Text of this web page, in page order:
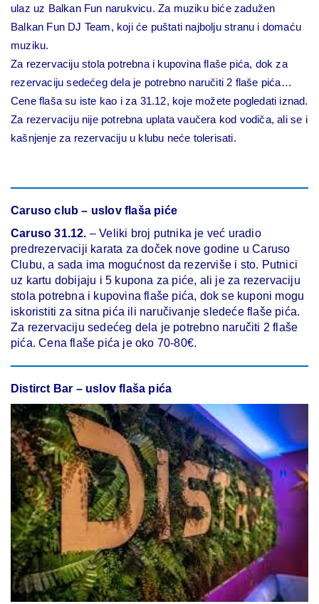
ulaz uz Balkan Fun narukvicu. Za muziku biće zadužen
Balkan Fun DJ Team, koji će puštati najbolju stranu i domaću
muziku.
Za rezervaciju stola potrebna i kupovina flaše pića, dok za
rezervaciju sedećeg dela je potrebno naručiti 2 flaše pića…
Cene flaša su iste kao i za 31.12, koje možete pogledati iznad.
Za rezervaciju nije potrebna uplata vaučera kod vodiča, ali se i
kašnjenje za rezervaciju u klubu neće tolerisati.
Caruso club – uslov flaša piće
Caruso 31.12. – Veliki broj putnika je već uradio
predrezervaciji karata za doček nove godine u Caruso
Clubu, a sada ima mogućnost da rezerviše i sto. Putnici
uz kartu dobijaju i 5 kupona za piće, ali je za rezervaciju
stola potrebna i kupovina flaše pića, dok se kuponi mogu
iskoristiti za sitna pića ili naručivanje sledeće flaše pića.
Za rezervaciju sedećeg dela je potrebno naručiti 2 flaše
pića. Cena flaše pića je oko 70-80€.
Distirct Bar – uslov flaša pića